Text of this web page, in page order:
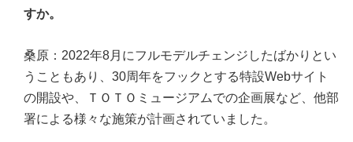
すか。
桑原：2022年8月にフルモデルチェンジしたばかりとい
うこともあり、30周年をフックとする特設Webサイト
の開設や、ＴＯＴＯミュージアムでの企画展など、他部
署による様々な施策が計画されていました。